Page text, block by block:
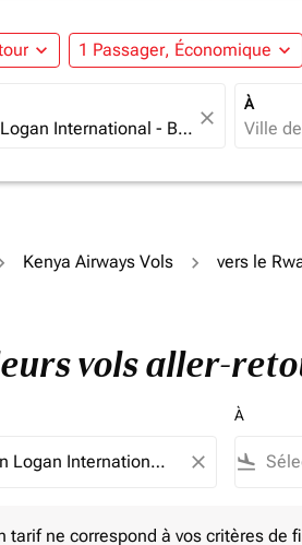
expand_more 1 Passager, Économique expand_more
close
À
Kenya Airways Vols vers le
vols aller-
close
À
flight_land
tarif ne correspond à vos critères de